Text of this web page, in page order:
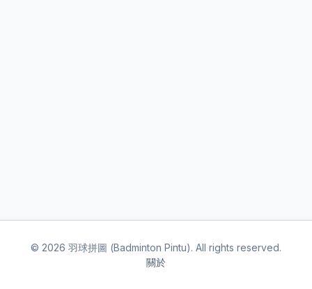
© 2026 羽球拼圖 (Badminton Pintu). All rights reserved.
關於